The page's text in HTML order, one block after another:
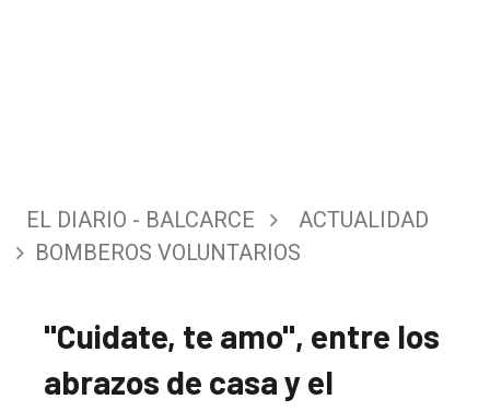
EL DIARIO - BALCARCE
ACTUALIDAD
BOMBEROS VOLUNTARIOS
"Cuidate, te amo", entre los
abrazos de casa y el